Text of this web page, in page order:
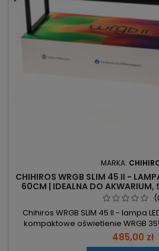
MARKA:
CHIHIROS WRGB SLIM 45 II -
60CM | IDEALNA DO AKWARIUM,
Chihiros WRGB SLIM 45 II - lampa
kompaktowe oświetlenie WRGB
dedykowane do akwariów
1800 lm – wydajne światło
485,00 zł